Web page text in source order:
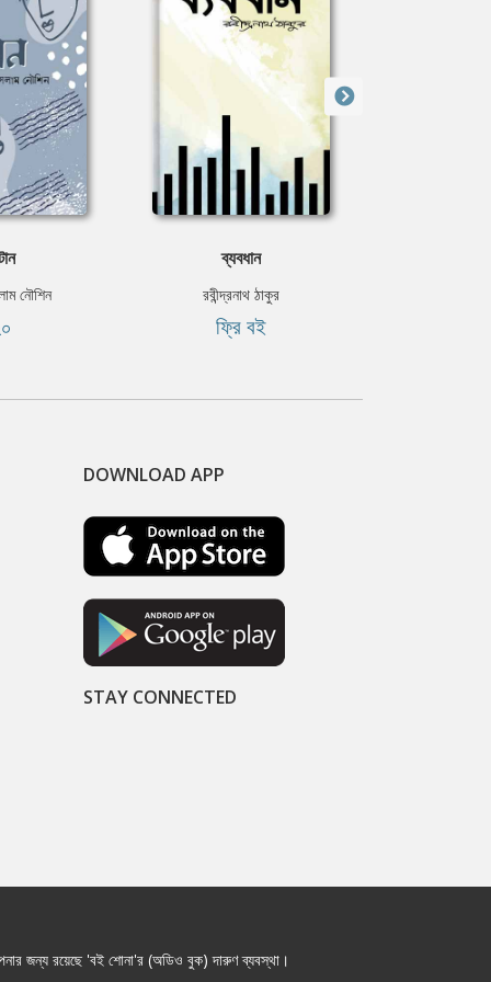
নৌশিন
ব্যবধান
রবীন্দ্রনাথ ঠাকুর
ফ্রি বই
DOWNLOAD APP
STAY CONNECTED
জন্য রয়েছে 'বই শোনা'র (অডিও বুক) দারুণ ব্যবস্থা।